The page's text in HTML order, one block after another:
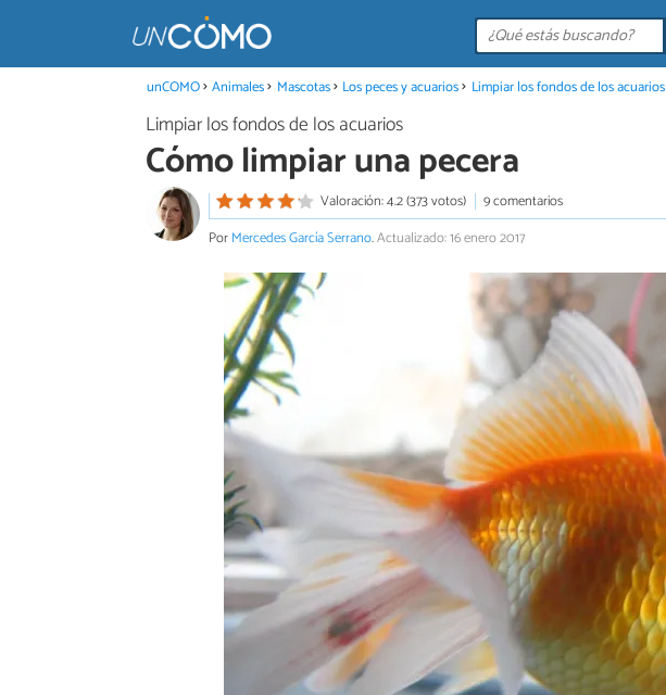
unCOMO Animales Mascotas Los peces y acuarios Limpiar los fondos de los acuarios
Limpiar los fondos de los acuarios
Cómo limpiar una pecera
Valoración: 4.2 (373 votos)
9 comentarios
PorMercedes García Serrano.Actualizado: 16 enero 2017